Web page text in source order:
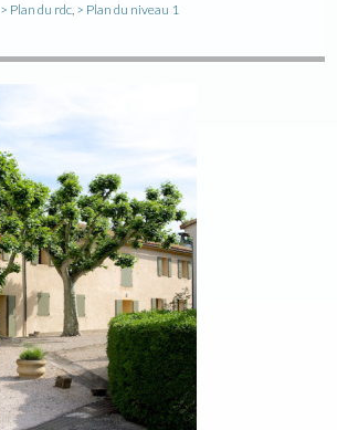
> Plan du rdc, > Plan du niveau 1